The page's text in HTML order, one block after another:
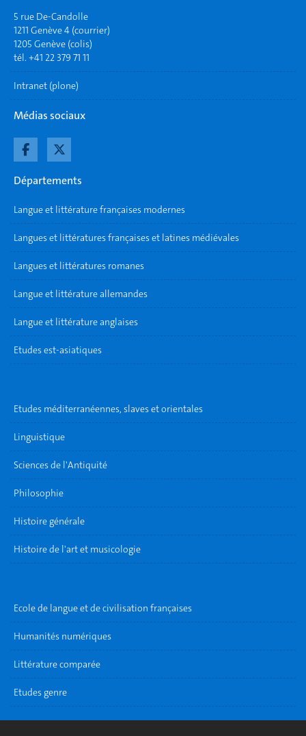
5 rue De-Candolle
1211 Genève 4 (courrier)
1205 Genève (colis)
tél. +41 22 379 71 11
Intranet (plone)
Médias sociaux
Départements
Langue et littérature françaises modernes
Langues et littératures françaises et latines médiévales
Langues et littératures romanes
Langue et littérature allemandes
Langue et littérature anglaises
Etudes est-asiatiques
Etudes méditerranéennes, slaves et orientales
Linguistique
Sciences de l'Antiquité
Philosophie
Histoire générale
Histoire de l'art et musicologie
Ecole de langue et de civilisation françaises
Humanités numériques
Littérature comparée
Etudes genre